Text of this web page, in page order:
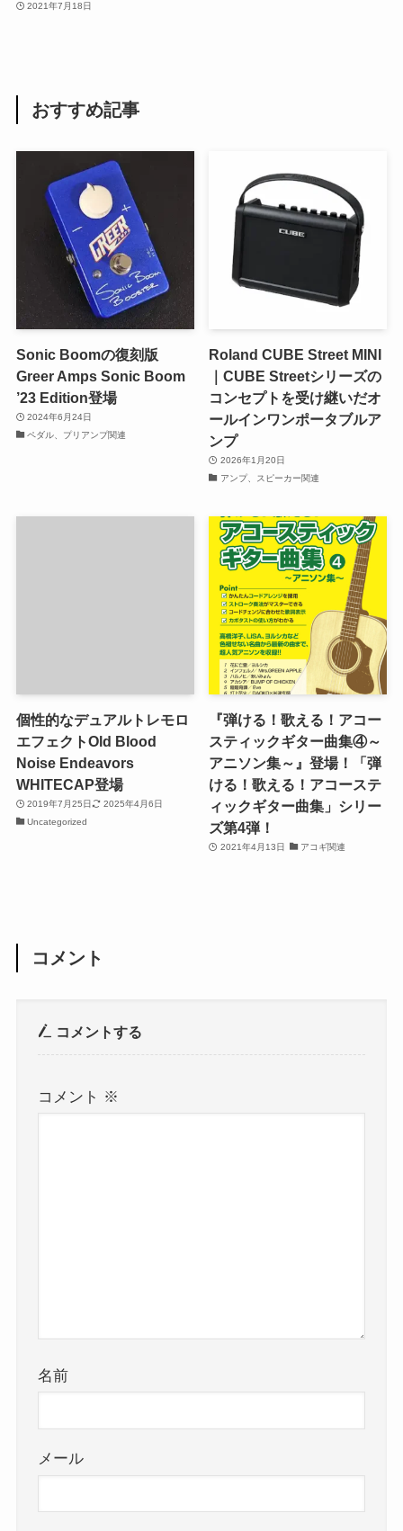
2021年7月18日
おすすめ記事
Sonic Boomの復刻版
Greer Amps Sonic Boom
’23 Edition登場
2024年6月24日
ペダル、プリアンプ関連
Roland CUBE Street MINI
｜CUBE Streetシリーズの
コンセプトを受け継いだオ
ールインワンポータブルア
ンプ
2026年1月20日
アンプ、スピーカー関連
個性的なデュアルトレモロ
エフェクトOld Blood
Noise Endeavors
WHITECAP登場
2019年7月25日
2025年4月6日
Uncategorized
『弾ける！歌える！アコー
スティックギター曲集④～
アニソン集～』登場！「弾
ける！歌える！アコーステ
ィックギター曲集」シリー
ズ第4弾！
2021年4月13日 アコギ関連
コメント
コメントする
コメント ※
名前
メール